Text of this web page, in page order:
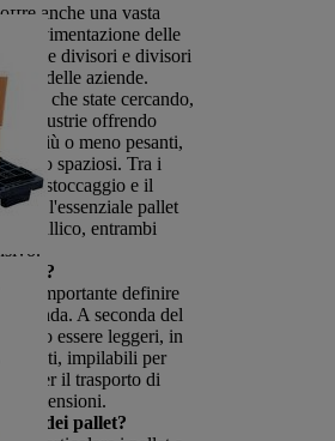
anche una vasta
movimentazione delle
come divisori e divisori
delle aziende.
che state cercando,
le industrie offrendo
più o meno pesanti,
meno spaziosi. Tra i
lo stoccaggio e il
l'essenziale pallet
metallico, entrambi
è importante definire
A seconda del
essere leggeri, in
pesanti, impilabili per
per il trasporto di
dimensioni.
dei pallet?